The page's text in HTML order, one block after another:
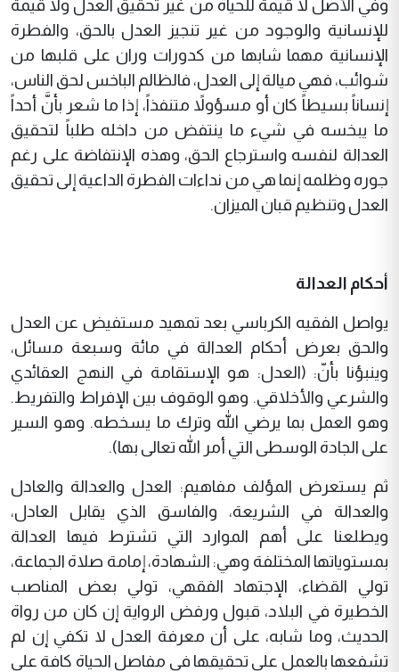
وفي الأصل لا قيمة للحياة من غير تحقيق العدل ولا قيمة
للإنسانية والوجود من غير تنجيز العدل بالحق، والفطرة
الإنسانية مهما شابها من كدورات وران على قلبها من
شوائب، فهي ميالة إلى العدل، فالظالم الباخس لحق الناس،
إنساناً بسيطاً كان أو مسؤولاً متنفذاً، إذا ما شعر بأنَّ أحداً
ما يبخسه في شيء ما ينتفض من داخله طلباً لتحقيق
العدالة لنفسه واسترجاع الحق، وهذه الإنتفاضة على رغم
جوره وظلمه إنما هي من نداءات الفطرة الداعية إلى تحقيق
العدل وتنظيم قبان الميزان.
أحكام العدالة
يواصل الفقيه الكرباسي بعد تمهيد مستفيض عن العدل
والحق بعرض أحكام العدالة في مائة وسبعة مسائل،
وينبؤنا بأنّ: (العدل: هو الإستقامة في النهج العقائدي
والشرعي والأخلاقي. وهو الوقوف بين الإفراط والتفريط.
وهو العمل بما يرضي الله وترك ما يسخطه. وهو السير
على الجادة الوسطى التي أمر الله تعالى بها).
ثم يستعرض المؤلف مفاهيم: العدل والعدالة والعادل
والعدالة في الشريعة، والفاسق الذي يقابل العادل،
ويطلعنا على أهم الموارد التي تشترط فيها العدالة
بمستوياتها المختلفة وهي: الشهادة، إمامة صلاة الجماعة،
تولي القضاء، الإجتهاد الفقهي، تولي بعض المناصب
الخطيرة في البلاد، قبول ورفض الرواية إن كان من رواة
الحديث، وما شابه، على أن معرفة العدل لا تكفي إن لم
تشفعها بالعمل على تحقيقها في مفاصل الحياة كافة على